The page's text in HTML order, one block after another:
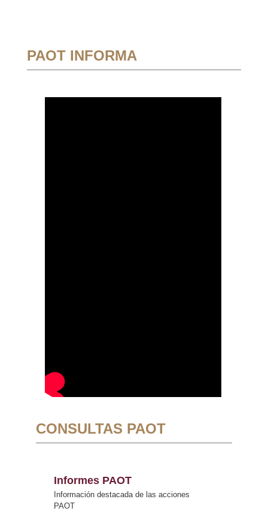
PAOT INFORMA
CONSULTAS PAOT
Informes PAOT
Información destacada de las acciones
PAOT